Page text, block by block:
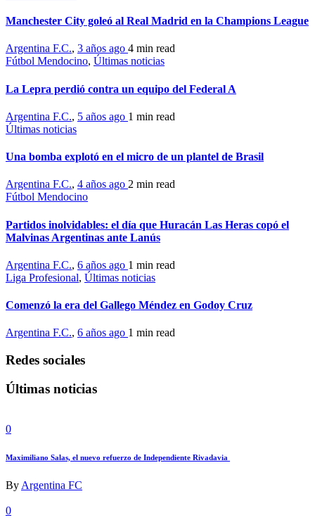
Manchester City goleó al Real Madrid en la Champions League
Argentina F.C., 3 años ago 4 min read
Fútbol Mendocino, Últimas noticias
La Lepra perdió contra un equipo del Federal A
Argentina F.C., 5 años ago 1 min read
Últimas noticias
Una bomba explotó en el micro de un plantel de Brasil
Argentina F.C., 4 años ago 2 min read
Fútbol Mendocino
Partidos inolvidables: el día que Huracán Las Heras copó el
Malvinas Argentinas ante Lanús
Argentina F.C., 6 años ago 1 min read
Liga Profesional, Últimas noticias
Comenzó la era del Gallego Méndez en Godoy Cruz
Argentina F.C., 6 años ago 1 min read
Redes sociales
Últimas noticias
0
Maximiliano Salas, el nuevo refuerzo de Independiente Rivadavia
By Argentina FC
0